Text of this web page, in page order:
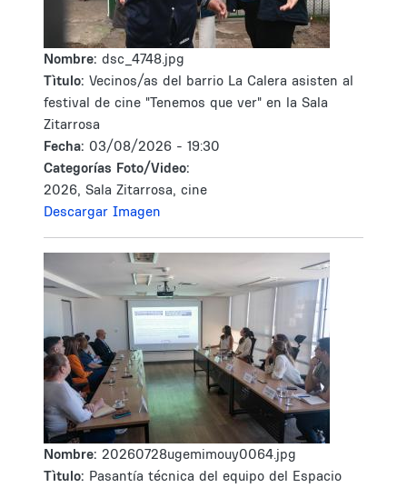
Nombre: dsc_4748.jpg
Tìtulo: Vecinos/as del barrio La Calera asisten al
festival de cine "Tenemos que ver" en la Sala
Zitarrosa
Fecha: 03/08/2026 - 19:30
Categorías Foto/Video:
2026, Sala Zitarrosa, cine
Descargar Imagen
Nombre: 20260728ugemimouy0064.jpg
Tìtulo: Pasantía técnica del equipo del Espacio